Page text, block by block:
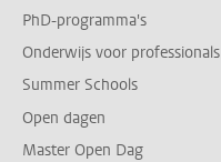
PhD-programma's
Onderwijs voor professionals
Summer Schools
Open dagen
Master Open Dag